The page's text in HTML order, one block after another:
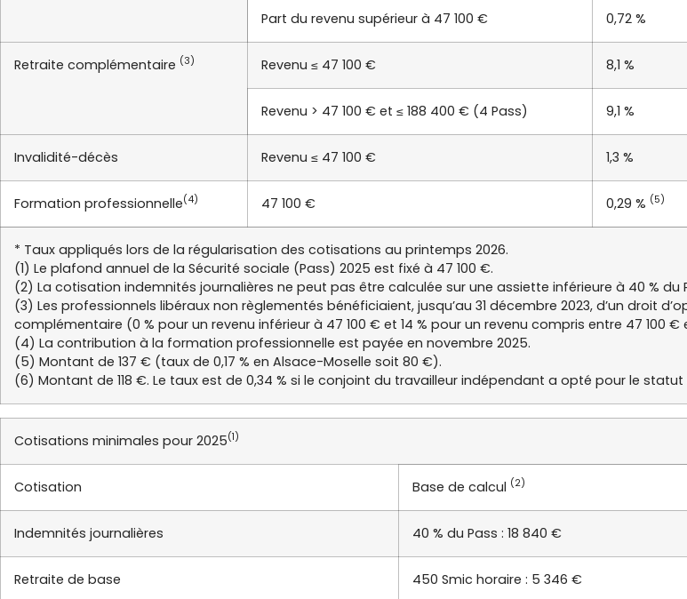
Part du revenu supérieur à 47 100 € 0,72 %
Retraite complémentaire (3) Revenu ≤ 47 100 € 8,1 %
Revenu > 47 100 € et ≤ 188 400 € (4 Pass) 9,1 %
Invalidité-décès Revenu ≤ 47 100 € 1,3 %
Formation professionnelle(4) 47 100 € 0,29 % (5)
* Taux appliqués lors de la régularisation des cotisations au printemps 2026.
(1) Le plafond annuel de la Sécurité sociale (Pass) 2025 est fixé à 47 100 €.
(2) La cotisation indemnités journalières ne peut pas être calculée sur une assiette inférieure à 40 % du
(3) Les professionnels libéraux non règlementés bénéficiaient, jusqu’au 31 décembre 2023, d’un droit
complémentaire (0 % pour un revenu inférieur à 47 100 € et 14 % pour un revenu compris entre 47 100 €
(4) La contribution à la formation professionnelle est payée en novembre 2025.
(5) Montant de 137 € (taux de 0,17 % en Alsace-Moselle soit 80 €).
(6) Montant de 118 €. Le taux est de 0,34 % si le conjoint du travailleur indépendant a opté pour le
Cotisations minimales pour 2025(1)
Cotisation Base de calcul (2)
Indemnités journalières 40 % du Pass : 18 840 €
Retraite de base 450 Smic horaire : 5 346 €